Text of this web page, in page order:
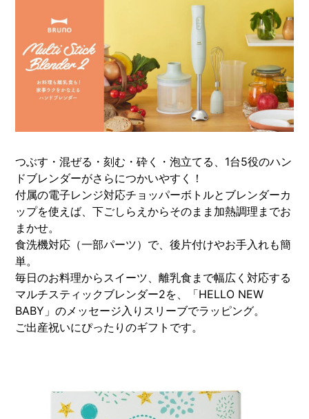
つぶす・混ぜる・刻む・砕く・泡立てる、1台5役のハン
ドブレンダーがさらにつかいやすく！
付属の電子レンジ対応チョッパーボトルとブレンダーカ
ップを使えば、下ごしらえからそのまま加熱調理までお
まかせ。
食洗機対応（一部パーツ）で、後片付けやお手入れも簡
単。
毎日のお料理からスイーツ、離乳食まで幅広く対応する
マルチスティックブレンダー2を、「HELLO NEW
BABY」のメッセージ入りスリーブでラッピング。
ご出産祝いにぴったりのギフトです。